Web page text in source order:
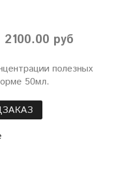
2100.00 руб
полезных
50мл.